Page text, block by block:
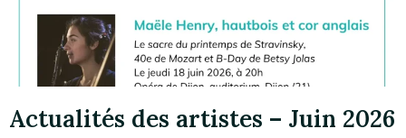
Actualités des artistes – Juin 2026